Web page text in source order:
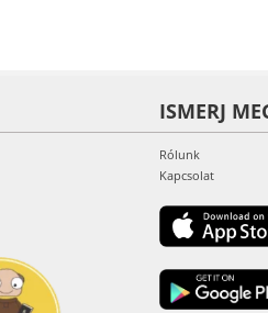
ISMERJ
Rólunk
Kapcsolat